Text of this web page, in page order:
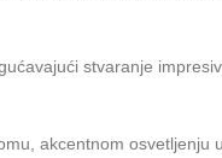
stvaranje
akcentnom